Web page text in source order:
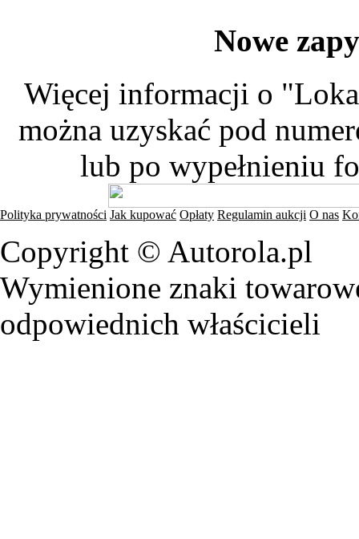
Nowe
Więcej informacji o
można uzyskać pod
lub po wypełnieniu
Polityka prywatności Jak kupować Opłaty Regulamin aukcji O nas
Copyright © Autorola.pl
Wymienione znaki
odpowiednich właścicieli